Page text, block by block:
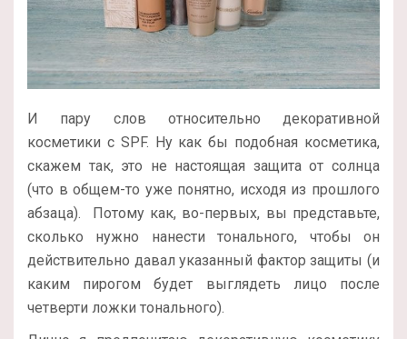
И пару слов относительно декоративной
косметики с SPF. Ну как бы подобная косметика,
скажем так, это не настоящая защита от солнца
(что в общем-то уже понятно, исходя из прошлого
абзаца). Потому как, во-первых, вы представьте,
сколько нужно нанести тонального, чтобы он
действительно давал указанный фактор защиты (и
каким пирогом будет выглядеть лицо после
четверти ложки тонального).